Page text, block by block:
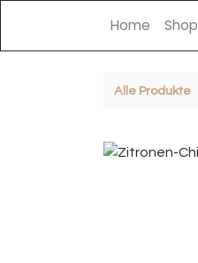
Home Shop
Alle Produkte